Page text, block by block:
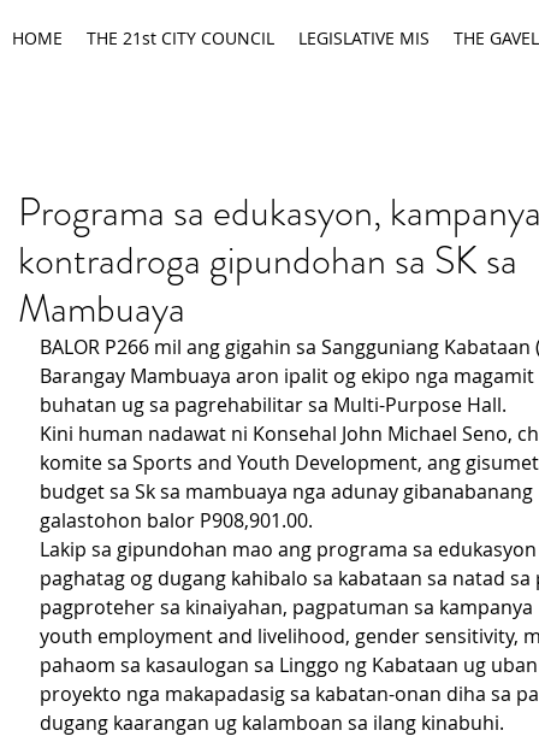
HOME THE 21st CITY COUNCIL LEGISLATIVE MIS THE GAVEL
Programa sa edukasyon,
kontradroga gipundohan sa SK sa
Mambuaya
BALOR P266 mil ang gigahin sa Sangguniang Kabataan
Barangay Mambuaya aron ipalit og ekipo nga
buhatan ug sa pagrehabilitar sa Multi-Purpose Hall.
Kini human nadawat ni Konsehal John Michael Seno,
komite sa Sports and Youth Development, ang
budget sa Sk sa mambuaya nga adunay
galastohon balor P908,901.00.
Lakip sa gipundohan mao ang programa sa
paghatag og dugang kahibalo sa kabataan sa natad
pagproteher sa kinaiyahan, pagpatuman sa
youth employment and livelihood, gender sensitivity,
pahaom sa kasaulogan sa Linggo ng Kabataan ug
proyekto nga makapadasig sa kabatan-onan diha sa
dugang kaarangan ug kalamboan sa ilang kinabuhi.